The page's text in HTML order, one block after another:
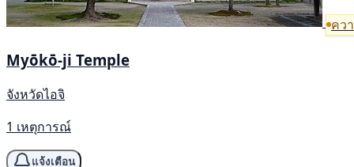
คว
Myōkō-ji Temple
จังหวัดไอจิ
1 เหตุการณ์
แจ้งเตือน